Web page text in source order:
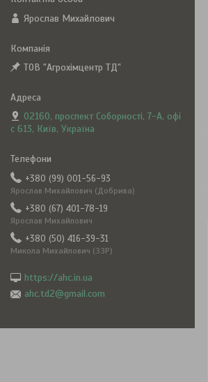
Ярослав Михайлович
ТОВ "Агрохімцентр ТД"
02160, проспект Соборності, 7-А, офі
с 613, Київ, Україна
+380 (99) 001-56-93
Ярослав Михайлович (Добрива)
+380 (67) 401-78-19
Ярослав Михайлович
+380 (50) 416-39-31
Микола Михайлович (ЗЗР)
https://ahc.in.ua
ahc.td2@gmail.com